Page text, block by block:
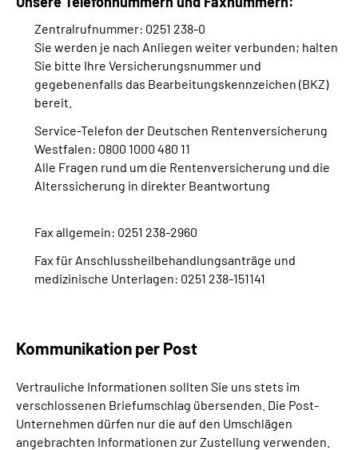
Zentralrufnummer: 0251 238-0
Sie werden je nach Anliegen weiter verbunden; halten
Sie bitte Ihre Versicherungsnummer und
gegebenenfalls das Bearbeitungskennzeichen (BKZ)
bereit.
Service-Telefon der Deutschen Rentenversicherung
Westfalen: 0800 1000 480 11
Alle Fragen rund um die Rentenversicherung und die
Alterssicherung in direkter Beantwortung
Fax allgemein: 0251 238-2960
Fax für Anschlussheilbehandlungsanträge und
medizinische Unterlagen: 0251 238-151141
Kommunikation per Post
Vertrauliche Informationen sollten Sie uns stets im
verschlossenen Briefumschlag übersenden. Die Post-
Unternehmen dürfen nur die auf den Umschlägen
angebrachten Informationen zur Zustellung verwenden.